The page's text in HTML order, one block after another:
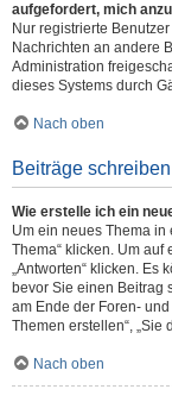
aufgefordert, mich
Nur registrierte
Nachrichten an andere
Administration
dieses Systems durch
Nach oben
Beiträge schreiben
Wie erstelle ich ein
Um ein neues Thema in
Thema“ klicken. Um
„Antworten“ klicken. Es
bevor Sie einen Beitrag
am Ende der Foren-
Themen erstellen“, „Sie
Nach oben